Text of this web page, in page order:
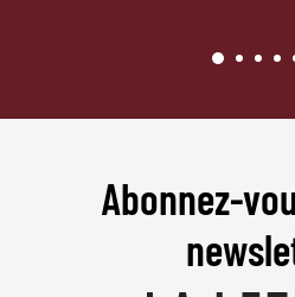
Abonnez-